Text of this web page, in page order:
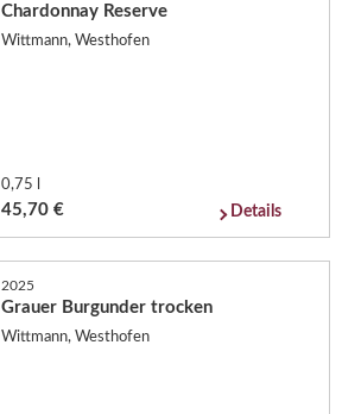
Chardonnay Reserve
Wittmann, Westhofen
0,75 l
45,70 € Details
2025
Grauer Burgunder trocken
Wittmann, Westhofen